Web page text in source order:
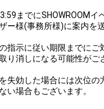
までにSHOWROOMイ
ー様(事務所様)に案内を
指示に従い期限までにご
り消しになる可能性がご
失効した場合には次位の
い場合もございます。